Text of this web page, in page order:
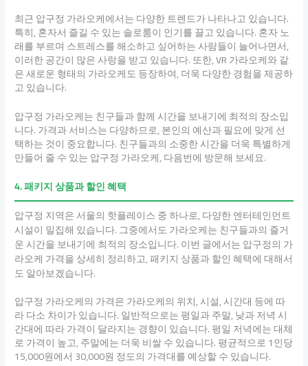
최근 압구정 가라오케에서는 다양한 트렌드가 나타나고 있습니다.
특히, 혼자서 즐길 수 있는 솔로룸이 인기를 끌고 있습니다. 혼자 노
래를 부르며 스트레스를 해소하고 싶어하는 사람들이 늘어나면서,
이러한 공간이 많은 사랑을 받고 있습니다. 또한, VR 가라오케와 같
은 새로운 형태의 가라오케도 등장하여, 더욱 다양한 경험을 제공하
고 있습니다.
압구정 가라오케는 친구들과 함께 시간을 보내기에 최적의 장소입
니다. 가격과 서비스는 다양하므로, 본인의 예산과 필요에 맞게 선
택하는 것이 중요합니다. 친구들과의 소중한 시간을 더욱 특별하게
만들어 줄 수 있는 압구정 가라오케, 다음번에 방문해 보세요.
4. 패키지 상품과 할인 혜택
압구정 지역은 서울의 핫플레이스 중 하나로, 다양한 엔터테인먼트
시설이 밀집해 있습니다. 그중에서도 가라오케는 친구들과의 즐거
운 시간을 보내기에 최적의 장소입니다. 이번 글에서는 압구정의 가
라오케 가격을 상세히 정리하고, 패키지 상품과 할인 혜택에 대해서
도 알아보겠습니다.
압구정 가라오케의 가격은 가라오케의 위치, 시설, 시간대 등에 따
라 다소 차이가 있습니다. 일반적으로는 평일과 주말, 낮과 저녁 시
간대에 따라 가격이 달라지는 경향이 있습니다. 평일 저녁에는 대체
로 가격이 높고, 주말에는 더욱 비쌀 수 있습니다. 평균적으로 1인당
15,000원에서 30,000원 정도의 가격대를 예상할 수 있습니다.